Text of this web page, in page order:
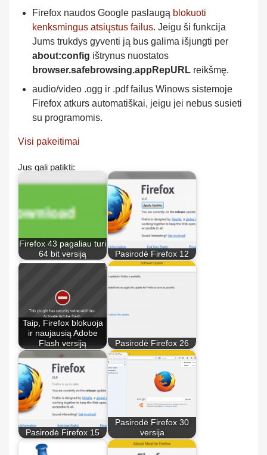
Firefox naudos Google paslaugą blokuoti
kenksmingus atsiųstus failus. Jeigu ši funkcija
Jums trukdys gyventi ją bus galima išjungti per
about:config ištrynus nuostatos
browser.safebrowsing.appRepURL reikšmę.
audio/video .ogg ir .pdf failus Winows sistemoje
Firefox atkurs automatiškai, jeigu jei nebus susieti
su programomis.
Visi pakeitimai
Jus gali patikti:
Firefox 43 pagaliau turi
64 bit versiją
Pasirodė Firefox 12
Taip, Firefox blokuoja
ir naujausią Adobe
Flash versiją
Pasirodė Firefox 26
Pasirodė Firefox 15
Pasirodė Firefox 30
versija